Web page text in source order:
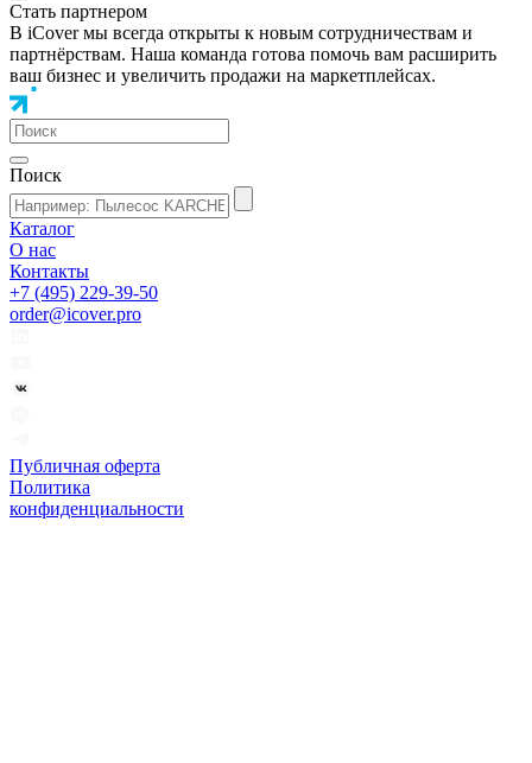
Стать партнером
В iCover мы всегда открыты к новым сотрудничествам и
партнёрствам. Наша команда готова помочь вам расширить
ваш бизнес и увеличить продажи на маркетплейсах.
Поиск
Каталог
О нас
Контакты
+7 (495) 229-39-50
order@icover.pro
Публичная оферта
Политика
конфиденциальности